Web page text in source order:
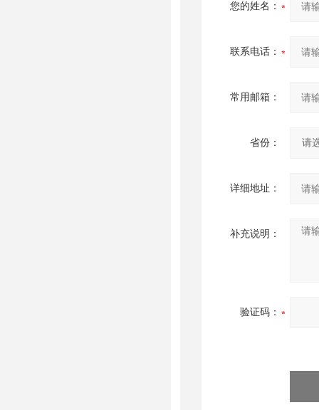
您的姓名：
联系电话：
常用邮箱：
省份：
详细地址：
补充说明：
验证码：